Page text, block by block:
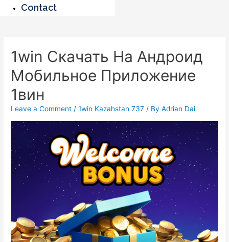
Contact
1win Скачать На Андроид
Мобильное Приложение
1вин
Leave a Comment /1win Kazahstan 737 / ByAdrian Dai